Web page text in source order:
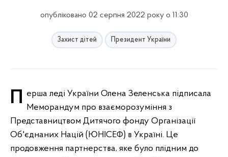
опубліковано 02 серпня 2022 року о 11:30
Захист дітей Президент України
Перша леді України Олена Зеленська підписала Меморандум про взаєморозуміння з
Представництвом Дитячого фонду Організації
Об'єднаних Націй (ЮНІСЕФ) в Україні. Це
продовження партнерства, яке було плідним до